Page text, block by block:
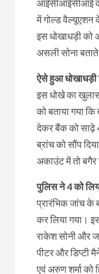
आईसीआईसीआई
में गोल्ड वैल्यूएशन
इस धोखाधड़ी को
असली सोना
ऐसे हुआ धोखाधड़ी
इस धोखे का
को बताया गया
देकर बैंक को साढ़े
ब्रांच को सौंप
अकाउंट में तो बगैर
पुलिस ने 4 को
प्रारंभिक जांच के
कर लिया गया।
राकेश सोनी और
पीटर और डिप्टी
एवं अरुण शर्मा को